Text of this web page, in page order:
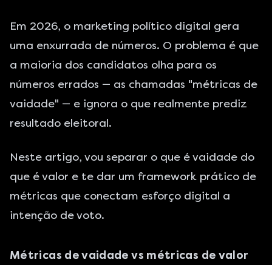
Em 2026, o marketing político digital gera
uma enxurrada de números. O problema é que
a maioria dos candidatos olha para os
números errados — as chamadas "métricas de
vaidade" — e ignora o que realmente prediz
resultado eleitoral.
Neste artigo, vou separar o que é vaidade do
que é valor e te dar um framework prático de
métricas que conectam esforço digital a
intenção de voto.
Métricas de vaidade vs métricas de valor